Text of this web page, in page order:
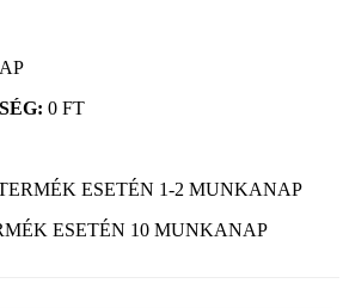
0 FT
ESETÉN 1-2 MUNKANAP
ESETÉN 10 MUNKANAP